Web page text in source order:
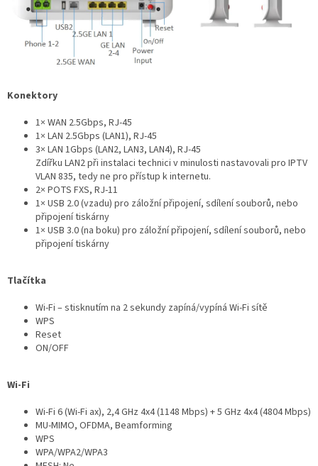
Konektory
1× WAN 2.5Gbps, RJ-45
1× LAN 2.5Gbps (LAN1), RJ-45
3× LAN 1Gbps (LAN2, LAN3, LAN4), RJ-45
Zdířku LAN2 při instalaci technici v minulosti nastavovali pro IPTV
VLAN 835, tedy ne pro přístup k internetu.
2× POTS FXS, RJ-11
1× USB 2.0 (vzadu) pro záložní připojení, sdílení souborů, nebo
připojení tiskárny
1× USB 3.0 (na boku) pro záložní připojení, sdílení souborů, nebo
připojení tiskárny
Tlačítka
Wi-Fi – stisknutím na 2 sekundy zapíná/vypíná Wi-Fi sítě
WPS
Reset
ON/OFF
Wi-Fi
Wi-Fi 6 (Wi-Fi ax), 2,4 GHz 4x4 (1148 Mbps) + 5 GHz 4x4 (4804 Mbps)
MU-MIMO, OFDMA, Beamforming
WPS
WPA/WPA2/WPA3